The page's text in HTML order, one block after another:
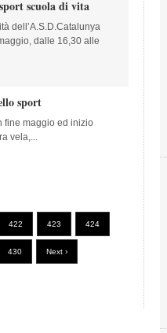
scuola di vita
dell’A.S.D.Catalunya
dalle 16,30 alle
sport
fine maggio ed inizio
vela,...
422 423 424
430 Next ›